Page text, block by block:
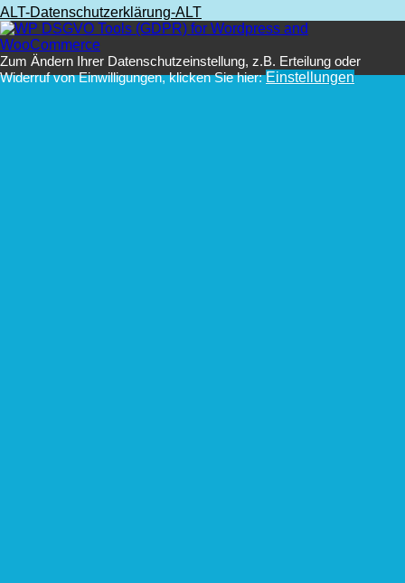
ALT-Datenschutzerklärung-ALT
Zum Ändern Ihrer Datenschutzeinstellung, z.B. Erteilung oder
Widerruf von Einwilligungen, klicken Sie hier:Einstellungen